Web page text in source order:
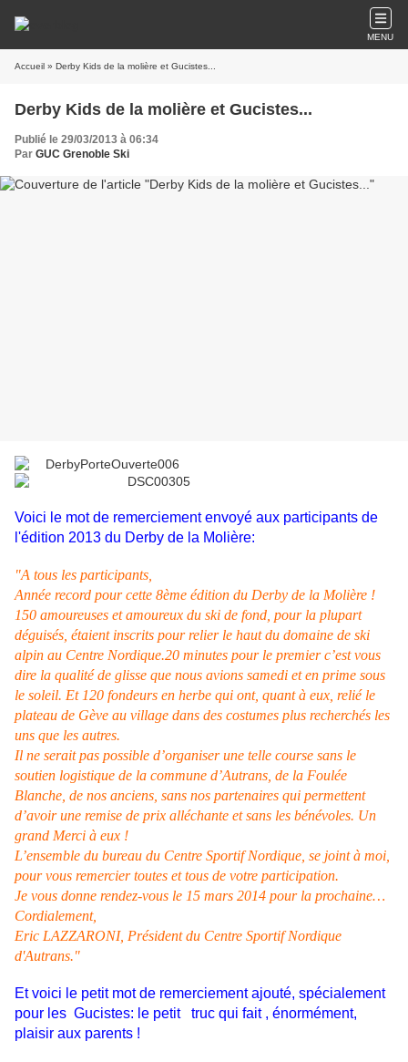
MENU
Accueil » Derby Kids de la molière et Gucistes...
Derby Kids de la molière et Gucistes...
Publié le 29/03/2013 à 06:34
Par GUC Grenoble Ski
Voici le mot de remerciement envoyé aux participants de
l'édition 2013 du Derby de la Molière:
"A tous les participants,
Année record pour cette 8ème édition du Derby de la Molière !
150 amoureuses et amoureux du ski de fond, pour la plupart
déguisés, étaient inscrits pour relier le haut du domaine de ski
alpin au Centre Nordique.20 minutes pour le premier c’est vous
dire la qualité de glisse que nous avions samedi et en prime sous
le soleil. Et 120 fondeurs en herbe qui ont, quant à eux, relié le
plateau de Gève au village dans des costumes plus recherchés les
uns que les autres.
Il ne serait pas possible d’organiser une telle course sans le
soutien logistique de la commune d’Autrans, de la Foulée
Blanche, de nos anciens, sans nos partenaires qui permettent
d’avoir une remise de prix alléchante et sans les bénévoles. Un
grand Merci à eux !
L’ensemble du bureau du Centre Sportif Nordique, se joint à moi,
pour vous remercier toutes et tous de votre participation.
Je vous donne rendez-vous le 15 mars 2014 pour la prochaine…
Cordialement,
Eric LAZZARONI, Président du Centre Sportif Nordique
d'Autrans."
Et voici le petit mot de remerciement ajouté, spécialement
pour les Gucistes: le petit truc qui fait , énormément,
plaisir aux parents !